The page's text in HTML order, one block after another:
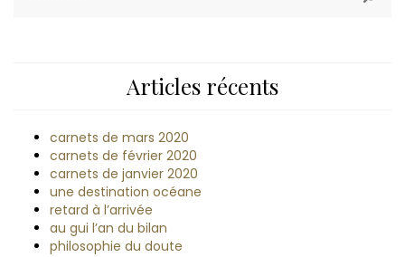
Articles récents
carnets de mars 2020
carnets de février 2020
carnets de janvier 2020
une destination océane
retard à l’arrivée
au gui l’an du bilan
philosophie du doute